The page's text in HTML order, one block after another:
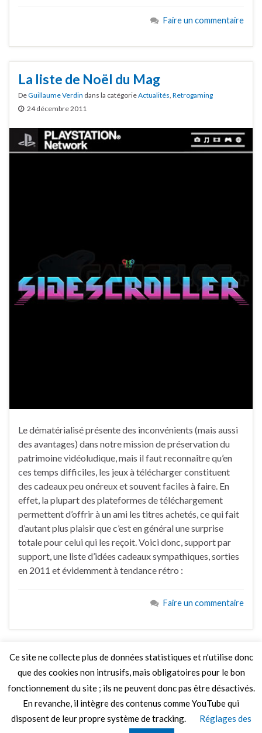
Faire un commentaire
La liste de Noël du Mag
DeGuillaume Verdin dans la catégorieActualités, Retrogaming
24 décembre 2011
Le dématérialisé présente des inconvénients (mais aussi
des avantages) dans notre mission de préservation du
patrimoine vidéoludique, mais il faut reconnaître qu’en
ces temps difficiles, les jeux à télécharger constituent
des cadeaux peu onéreux et souvent faciles à faire. En
effet, la plupart des plateformes de téléchargement
permettent d’offrir à un ami les titres achetés, ce qui fait
d’autant plus plaisir que c’est en général une surprise
totale pour celui qui les reçoit. Voici donc, support par
support, une liste d’idées cadeaux sympathiques, sorties
en 2011 et évidemment à tendance rétro :
Faire un commentaire
LIRE PLUS
Ce site ne collecte plus de données statistiques et n'utilise donc
que des cookies non intrusifs, mais obligatoires pour le bon
fonctionnement du site ; ils ne peuvent donc pas être désactivés.
En revanche, il intègre des contenus comme YouTube qui
disposent de leur propre système de tracking.
Réglages des